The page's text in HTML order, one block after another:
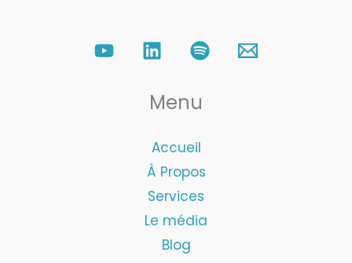
Menu
Accueil
À Propos
Services
Le média
Blog